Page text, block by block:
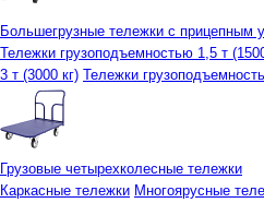
Большегрузные тележки с прицепным
Тележки грузоподъемностью 1,5 т
3 т (3000 кг) Тележки
Грузовые четырехколесные тележки
Каркасные тележки Многоярусные